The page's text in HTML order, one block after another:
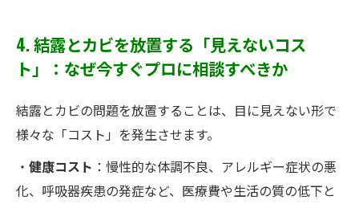
4. 結露とカビを放置する「見えないコス
ト」：なぜ今すぐプロに相談すべきか
結露とカビの問題を放置することは、目に見えない形で
様々な「コスト」を発生させます。
・ 健康コスト ：慢性的な体調不良、アレルギー症状の悪
化、呼吸器疾患の発症など、医療費や生活の質の低下と